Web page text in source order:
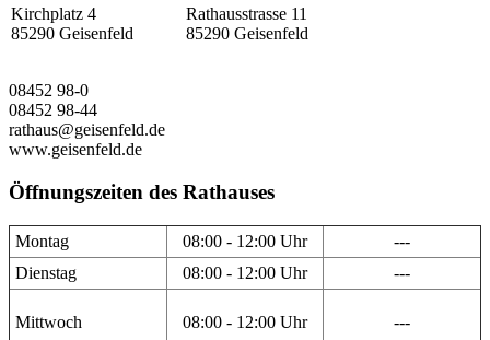
Kirchplatz 4
85290 Geisenfeld
Rathausstrasse 11
85290 Geisenfeld
08452 98-0
08452 98-44
rathaus@geisenfeld.de
www.geisenfeld.de
Öffnungszeiten des Rathauses
Montag 08:00 - 12:00 Uhr
---
Dienstag
08:00 - 12:00 Uhr ---
Mittwoch 08:00 - 12:00 Uhr ---